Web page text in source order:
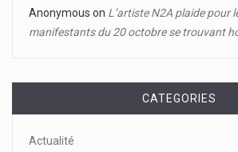
Anonymous on L’artiste N2A plaide pour
manifestants du 20 octobre se trouvant
CATEGORIES
Actualité